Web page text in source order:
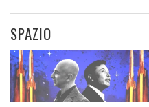
SPAZIO